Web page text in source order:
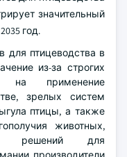
значительный
год.
для птицеводства в
из-за строгих
на применение
зрелых систем
птицы, а также
животных,
решений для